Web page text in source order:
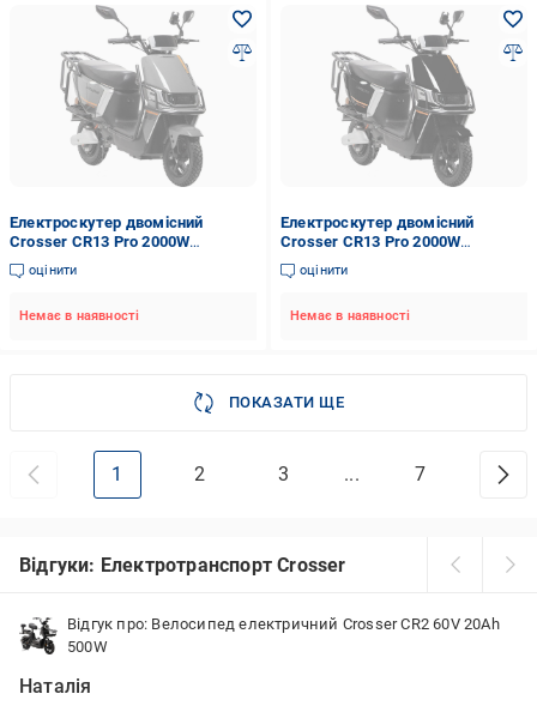
Електроскутер двомісний
Crosser CR13 Pro 2000W
76,8V/30Ah Сірий
оцінити
Немає в наявності
Електроскутер двомісний
Crosser CR13 Pro 2000W
76,8V/30Ah Чорний
оцінити
Немає в наявності
ПОКАЗАТИ ЩЕ
1 2 3 ... 7
Відгуки: Електротранспорт Crosser
Відгук про: Велосипед електричний Crosser CR2 60V 20Ah
500W
Наталія